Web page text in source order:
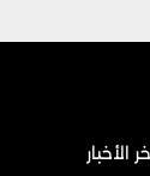
الأخبار